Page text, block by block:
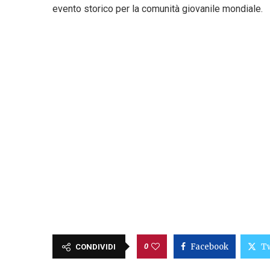
evento storico per la comunità giovanile mondiale.
CONDIVIDI 0 Facebook